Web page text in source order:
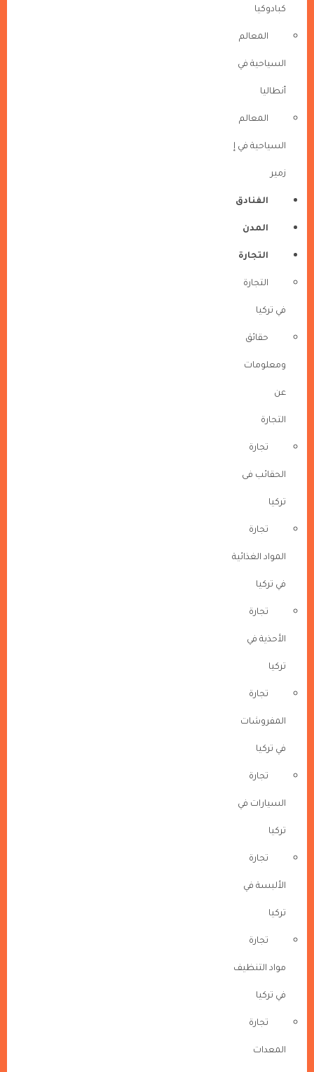
كبادوكيا
المعالم
السياحية في
أنطاليا
المعالم
السياحية في إ
زمير
الفنادق
المدن
التجارة
التجارة
في تركيا
حقائق
ومعلومات
عن
التجارة
تجارة
الحقائب فى
تركيا
تجارة
المواد الغذائية
في تركيا
تجارة
الأحذية في
تركيا
تجارة
المفروشات
في تركيا
تجارة
السيارات في
تركيا
تجارة
الألبسة في
تركيا
تجارة
مواد التنظيف
في تركيا
تجارة
المعدات